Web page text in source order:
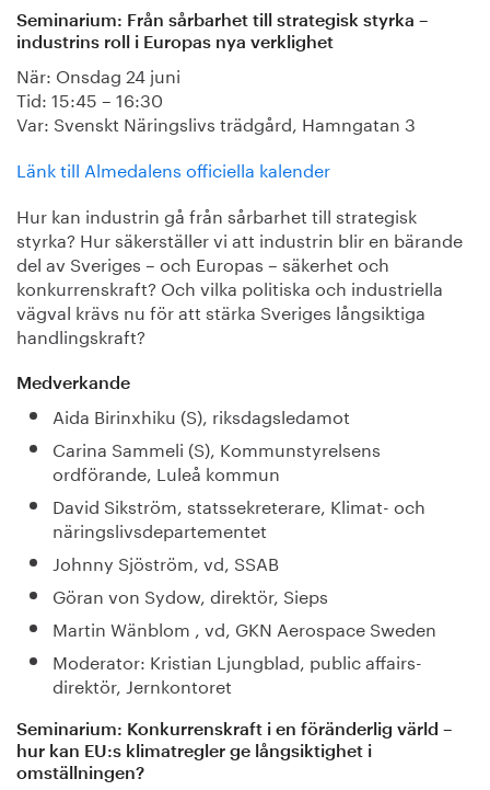
Seminarium: Från sårbarhet till strategisk styrka –
industrins roll i Europas nya verklighet
När: Onsdag 24 juni
Tid: 15:45 – 16:30
Var: Svenskt Näringslivs trädgård, Hamngatan 3
Länk till Almedalens officiella kalender
Hur kan industrin gå från sårbarhet till strategisk
styrka? Hur säkerställer vi att industrin blir en bärande
del av Sveriges – och Europas – säkerhet och
konkurrenskraft? Och vilka politiska och industriella
vägval krävs nu för att stärka Sveriges långsiktiga
handlingskraft?
Medverkande
Aida Birinxhiku (S), riksdagsledamot
Carina Sammeli (S), Kommunstyrelsens
ordförande, Luleå kommun
David Sikström, statssekreterare, Klimat- och
näringslivsdepartementet
Johnny Sjöström, vd, SSAB
Göran von Sydow, direktör, Sieps
Martin Wänblom , vd, GKN Aerospace Sweden
Moderator: Kristian Ljungblad, public affairs-
direktör, Jernkontoret
Seminarium: Konkurrenskraft i en föränderlig värld –
hur kan EU:s klimatregler ge långsiktighet i
omställningen?